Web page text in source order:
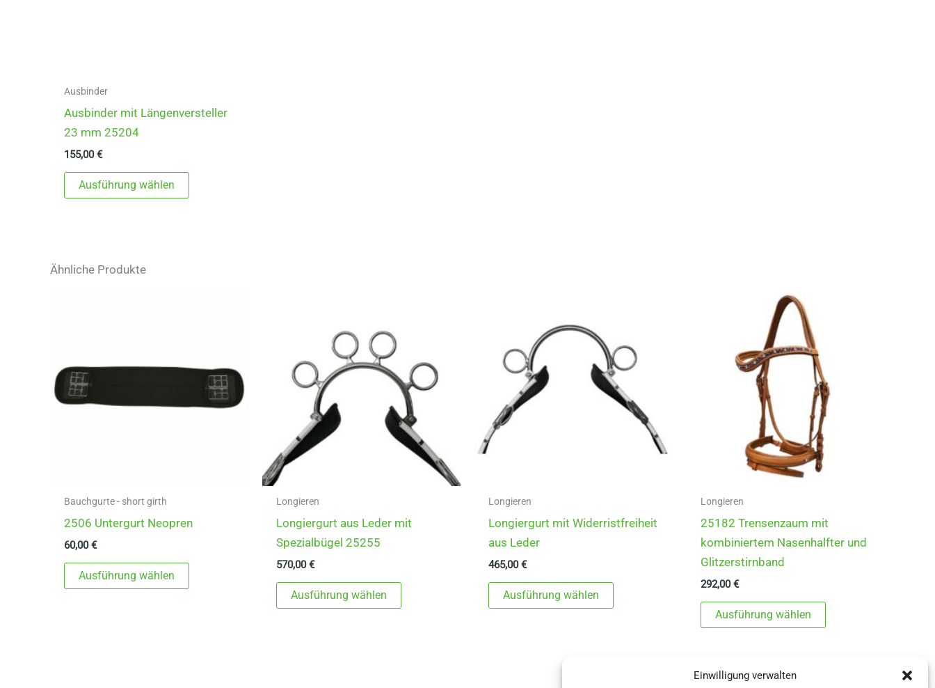
Einwilligung verwalten
Ausbinder
Ausbinder mit Längenversteller
23 mm 25204
155,00€
Ausführung wählen
Dieses
Produkt
der
Produktseite
gewählt
Ähnliche Produkte
Bauchgurte - short girth
2506 Untergurt Neopren
60,00€
Ausführung wählen
Dieses
Produkt
Longieren
Longiergurt aus Leder mit
Spezialbügel 25255
570,00€
Ausführung wählen
Dieses
Produkt
Longieren
Longiergurt mit Widerristfreiheit
aus Leder
465,00€
Ausführung wählen
Dieses
Produkt
Longieren
25182 Trensenzaum mit
kombiniertem Nasenhalfter und
Glitzerstirnband
292,00€
Ausführung wählen
Dieses
Produkt